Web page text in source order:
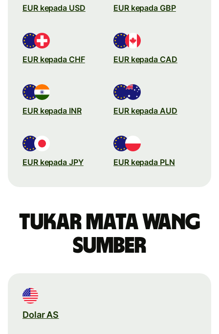
EUR kepada USD EUR kepada GBP
EUR kepada CHF EUR kepada CAD
EUR kepada INR EUR kepada AUD
EUR kepada JPY EUR kepada PLN
Tukar mata wang
sumber
Dolar AS